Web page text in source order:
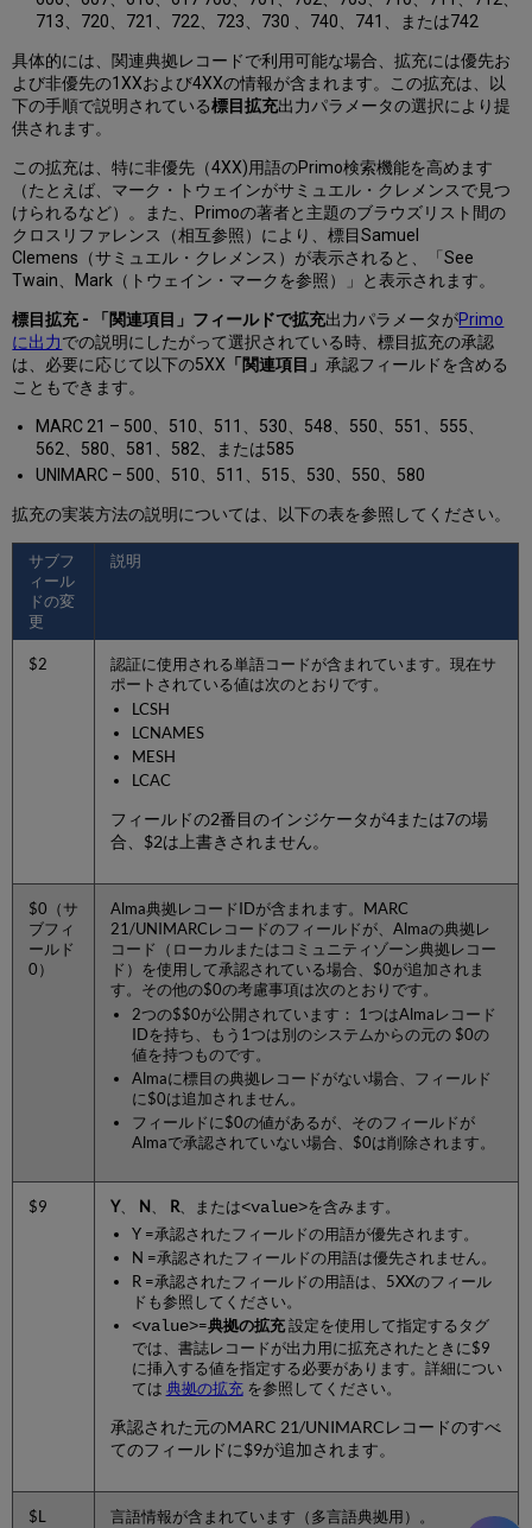
713、720、721、722、723、730 、740、741、または742
具体的には、関連典拠レコードで利用可能な場合、拡充には優先お
よび非優先の1XXおよび4XXの情報が含まれます。この拡充は、以
下の手順で説明されている標目拡充出力パラメータの選択により提
供されます。
この拡充は、特に非優先（4XX)用語のPrimo検索機能を高めます
（たとえば、マーク・トウェインがサミュエル・クレメンスで見つ
けられるなど）。また、Primoの著者と主題のブラウズリスト間の
クロスリファレンス（相互参照）により、標目Samuel
Clemens（サミュエル・クレメンス）が表示されると、「See
Twain、Mark（トウェイン・マークを参照）」と表示されます。
標目拡充 - 「関連項目」フィールドで拡充出力パラメータがPrimo
に出力での説明にしたがって選択されている時、標目拡充の承認
は、必要に応じて以下の5XX 「関連項目」 承認フィールドを含める
こともできます。
MARC 21 – 500、510、511、530、548、550、551、555、
562、580、581、582、または585
UNIMARC – 500、510、511、515、530、550、580
拡充の実装方法の説明については、以下の表を参照してください。
サブフ
ィール
ドの変
更
説明
$2
認証に使用される単語コードが含まれています。現在サ
ポートされている値は次のとおりです。
LCSH
LCNAMES
MESH
LCAC
フィールドの2番目のインジケータが4または7の場
合、$2は上書きされません。
$0（サ
ブフィ
ールド
0）
Alma典拠レコードIDが含まれます。MARC
21/UNIMARCレコードのフィールドが、Almaの典拠レ
コード（ローカルまたはコミュニティゾーン典拠レコー
ド）を使用して承認されている場合、$0が追加されま
す。その他の$0の考慮事項は次のとおりです。
2つの$$0が公開されています： 1つはAlmaレコード
IDを持ち、もう1つは別のシステムからの元の $0の
値を持つものです。
Almaに標目の典拠レコードがない場合、フィールド
に$0は追加されません。
フィールドに$0の値があるが、そのフィールドが
Almaで承認されていない場合、$0は削除されます。
$9 Y、 N 、 R、または<value>を含みます。
Y =承認されたフィールドの用語が優先されます。
N =承認されたフィールドの用語は優先されません。
R =承認されたフィールドの用語は、5XXのフィール
ドも参照してください。
<value>=典拠の拡充設定を使用して指定するタグ
では、書誌レコードが出力用に拡充されたときに$9
に挿入する値を指定する必要があります。詳細につい
ては 典拠の拡充を参照してください。
承認された元のMARC 21/UNIMARCレコードのすべ
てのフィールドに$9が追加されます。
$L 言語情報が含まれています（多言語典拠用）。